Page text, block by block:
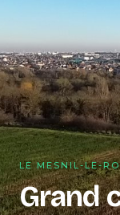
LE MESNIL-LE-
Grand